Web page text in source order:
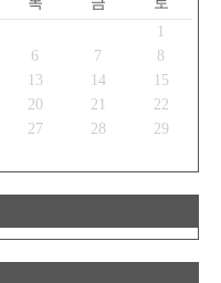
1
6 7
8
13 14
15
20 21
22
27 28
29